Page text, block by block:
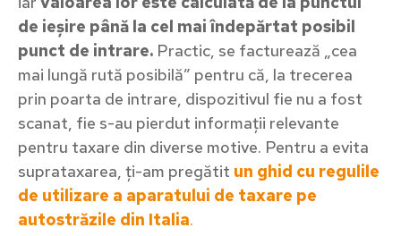
de ieșire până la cel mai îndepărtat posibil
punct de intrare. Practic, se facturează „cea
mai lungă rută posibilă” pentru că, la trecerea
prin poarta de intrare, dispozitivul fie nu a fost
scanat, fie s-au pierdut informații relevante
pentru taxare din diverse motive. Pentru a evita
suprataxarea, ți-am pregătit un ghid cu regulile
de utilizare a aparatului de taxare pe
autostrăzile din Italia.